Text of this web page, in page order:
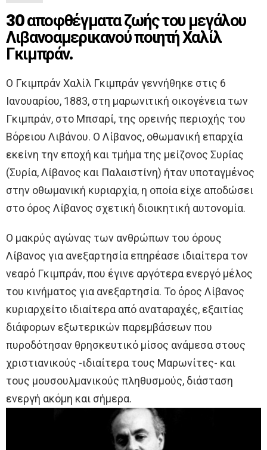
30 αποφθέγματα ζωής του μεγάλου
Λιβανοαμερικανού ποιητή Χαλίλ
Γκιμπράν.
Ο Γκιμπράν Χαλίλ Γκιμπράν γεννήθηκε στις 6
Ιανουαρίου, 1883, στη μαρωνιτική οικογένεια των
Γκιμπράν, στο Μπσαρί, της ορεινής περιοχής του
Βόρειου Λιβάνου. Ο Λίβανος, οθωμανική επαρχία
εκείνη την εποχή και τμήμα της μείζονος Συρίας
(Συρία, Λίβανος και Παλαιστίνη) ήταν υποταγμένος
στην οθωμανική κυριαρχία, η οποία είχε αποδώσει
στο όρος Λίβανος σχετική διοικητική αυτονομία.
Ο μακρύς αγώνας των ανθρώπων του όρους
Λίβανος για ανεξαρτησία επηρέασε ιδιαίτερα τον
νεαρό Γκιμπράν, που έγινε αργότερα ενεργό μέλος
του κινήματος για ανεξαρτησία. Το όρος Λίβανος
κυριαρχείτο ιδιαίτερα από αναταραχές, εξαιτίας
διάφορων εξωτερικών παρεμβάσεων που
πυροδότησαν θρησκευτικό μίσος ανάμεσα στους
χριστιανικούς -ιδιαίτερα τους Μαρωνίτες- και
τους μουσουλμανικούς πληθυσμούς, διάσταση
ενεργή ακόμη και σήμερα.